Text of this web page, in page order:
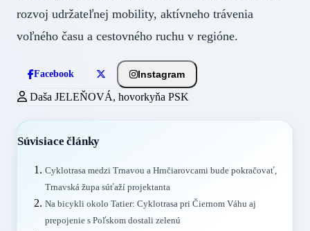
rozvoj udržateľnej mobility, aktívneho trávenia
voľného času a cestovného ruchu v regióne.
Facebook Instagram
Daša JELEŇOVÁ, hovorkyňa PSK
Súvisiace články
Cyklotrasa medzi Trnavou a Hrnčiarovcami bude pokračovať,
Trnavská župa súťaží projektanta
Na bicykli okolo Tatier: Cyklotrasa pri Čiernom Váhu aj
prepojenie s Poľskom dostali zelenú